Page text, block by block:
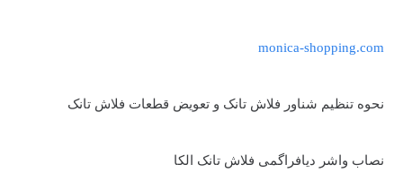
monica-shopping.com
نحوه تنظیم شناور فلاش تانک و تعویض قطعات فلاش تانک
نصاب واشر دیافراگمی فلاش تانک الکا